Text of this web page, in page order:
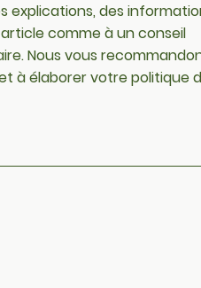
explications, des
comme à un conseil
Nous vous
à élaborer votre politique